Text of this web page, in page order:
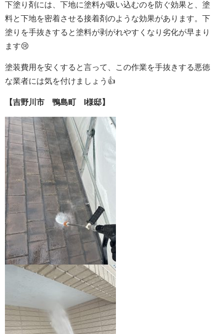
下塗り剤には、下地に塗料が吸い込むのを防ぐ効果と、塗
料と下地を密着させる接着剤のような効果があります。下
塗りを手抜きすると塗料が剥がれやすくなり劣化が早まり
ます😢
塗装費用を安くすると言って、この作業を手抜きする悪徳
な業者には気を付けましょう👍
【吉野川市 鴨島町 I様邸】